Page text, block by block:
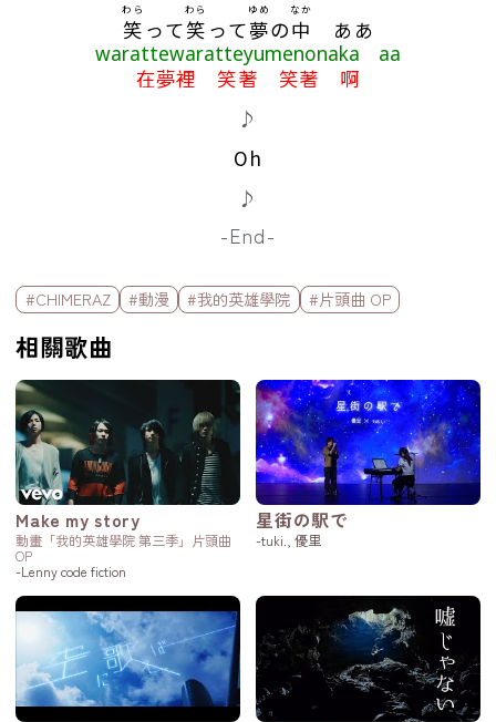
笑
わら
って笑
わら
って夢
ゆめ
の中
なか
ああ
warattewaratteyumenonaka aa
在夢裡 笑著 笑著 啊
♪
Oh
♪
-End-
標籤欄
#CHIMERAZ #動漫 #我的英雄學院 #片頭曲 OP
相關歌曲
Make my story
動畫「我的英雄學院 第三季」片頭曲
OP
-Lenny code fiction
星街の駅で
-tuki., 優里